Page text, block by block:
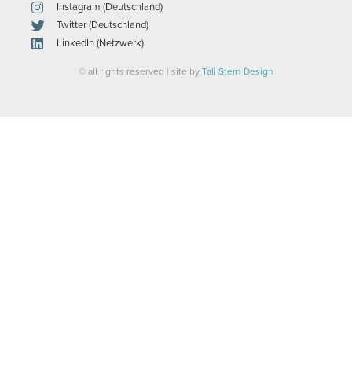
Instagram (Deutschland)
Twitter (Deutschland)
LinkedIn (Netzwerk)
© all rights reserved | site by Tali Stern Design